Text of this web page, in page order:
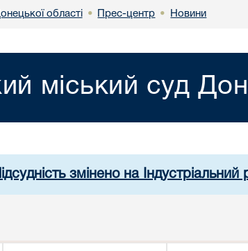
області • Прес-центр • Новини
міський суд
змінено на